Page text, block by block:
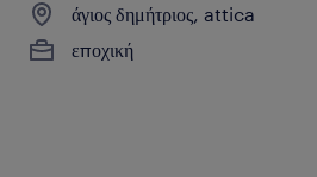
άγιος δημήτριος, attica
εποχική